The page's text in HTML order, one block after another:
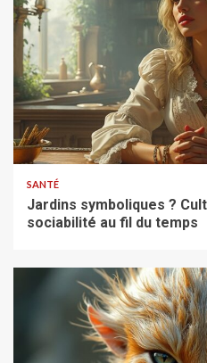
SANTÉ
Jardins symboliques ?
sociabilité au fil du temps